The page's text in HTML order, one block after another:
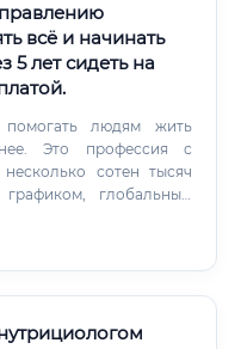
всё и начинать
лет сидеть на
помогать людям жить
Это профессия с
сотен тысяч
глобальным
кто входит в него